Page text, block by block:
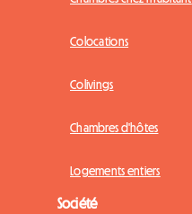
Colocations
Colivings
Chambres d'hôtes
Logements entiers
Société